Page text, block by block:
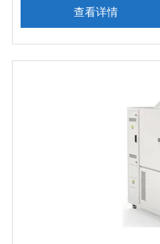
查看详情